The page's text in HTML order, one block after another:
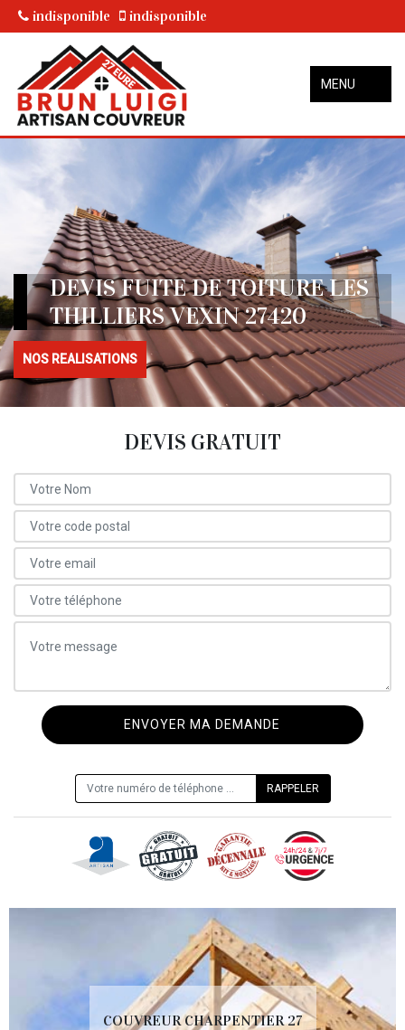
indisponible indisponible
MENU
DEVIS FUITE DE TOITURE LES
THILLIERS VEXIN 27420
NOS REALISATIONS
DEVIS GRATUIT
COUVREUR CHARPENTIER 27